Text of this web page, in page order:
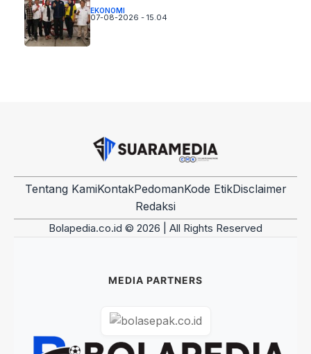
EKONOMI
07-08-2026 - 15.04
Tentang KamiKontakPedomanKode EtikDisclaimer
Redaksi
Bolapedia.co.id © 2026 | All Rights Reserved
MEDIA PARTNERS